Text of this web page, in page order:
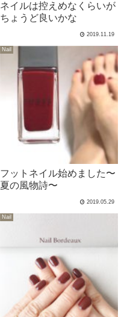
ネイルは控えめなくらいが
ちょうど良いかな
2019.11.19
Nail
フットネイル始めました〜
夏の風物詩〜
2019.05.29
Nail